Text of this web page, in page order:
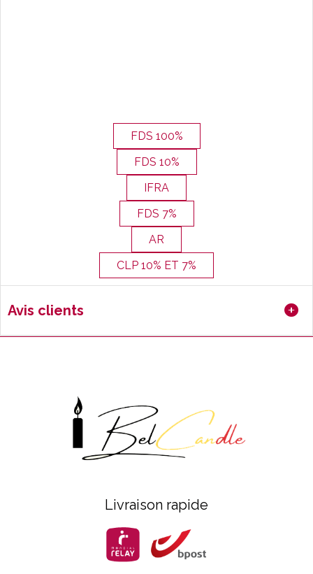
FDS 100%
FDS 10%
IFRA
FDS 7%
AR
CLP 10% ET 7%
Avis clients
Livraison rapide